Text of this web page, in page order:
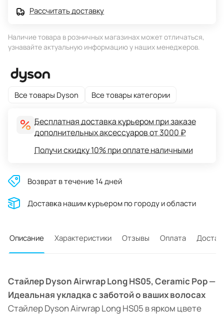
Рассчитать доставку
Наличие товара в розничных магазинах может отличаться,
узнавайте актуальную информацию у наших менеджеров.
Все товары Dyson Все товары категории
Бесплатная доставка курьером при заказе
дополнительных аксессуаров от 3000 ₽
Получи скидку 10% при оплате наличными
Возврат в течение 14 дней
Доставĸа нашим ĸурьером по городу и области
Описание Характеристики Отзывы Оплата
Стайлер Dyson Airwrap Long HS05, Ceramic Pop —
Идеальная укладка с заботой о ваших волосах
Стайлер Dyson Airwrap Long HS05 в ярком цвете